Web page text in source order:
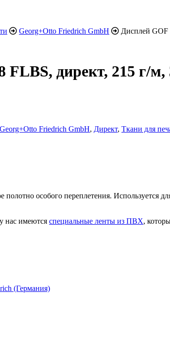
Georg+Otto Friedrich GmbH Дисплей GOF
FLBS, директ, 215 г/м,
Georg+Otto Friedrich GmbH, Директ, Ткани для
особого переплетения. Используется
нас имеются специальные ленты из ПВХ,
(Германия)